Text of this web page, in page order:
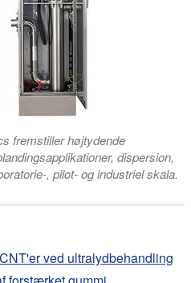
fremstiller højtydende
dispersion,
, pilot- og industriel skala.
ved ultralydbehandling